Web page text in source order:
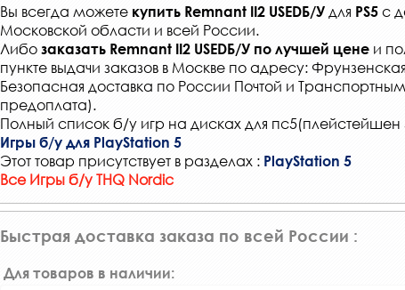
Вы всегда можете купить Remnant II2 USEDБ/У для PS5 с
Московской области и всей России.
Либо заказать Remnant II2 USEDБ/У по лучшей цене и
пункте выдачи заказов в Москве по адресу:
Безопасная доставка по России Почтой и
предоплата).
Полный список б/у игр на дисках для пс5(плейстейшен
Игры б/у для PlayStation 5
Этот товар присутствует в разделах : PlayStation 5
Все Игры б/у THQ Nordic
Быстрая доставка заказа по всей России :
Для товаров в наличии: